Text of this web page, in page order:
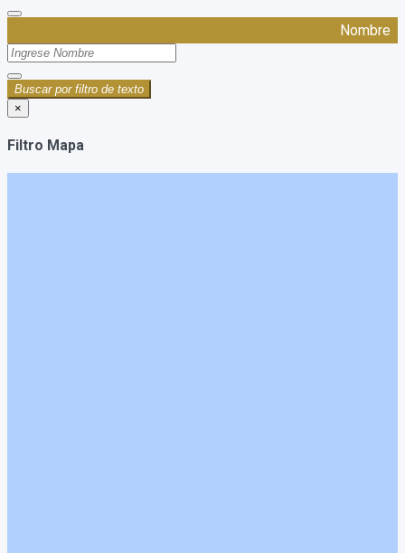
Nombre
Buscar por filtro de texto
×
Filtro Mapa